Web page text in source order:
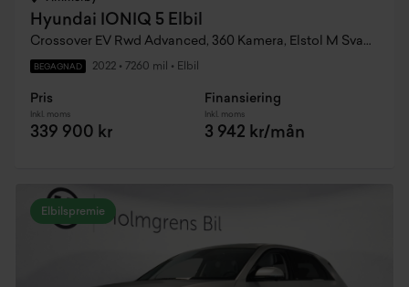
Hyundai IONIQ 5 Elbil
Crossover EV Rwd Advanced, 360 Kamera, Elstol M Svankstöd, Adaptiv Farthållare
BEGAGNAD 2022 • 7260 mil • Elbil
Pris
Inkl. moms
339 900 kr
Finansiering
Inkl. moms
3 942 kr/mån
Elbilspremie